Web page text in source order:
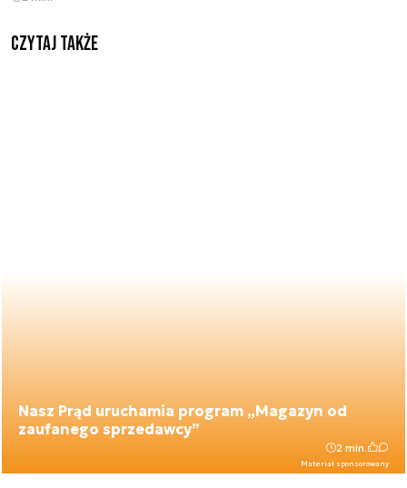
Czytaj także
Nasz Prąd uruchamia program „Magazyn od
zaufanego sprzedawcy”
Materiał sponsorowany
2 min.